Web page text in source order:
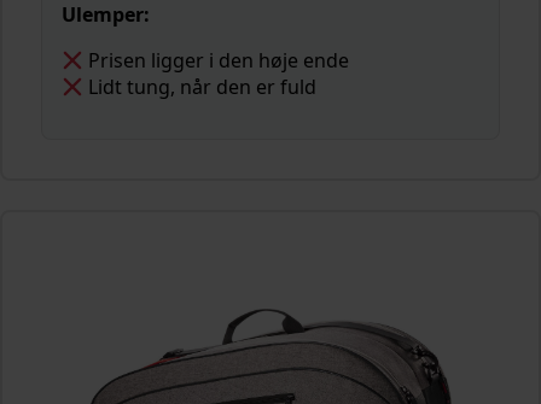
Ulemper:
Prisen ligger i den høje ende
Lidt tung, når den er fuld